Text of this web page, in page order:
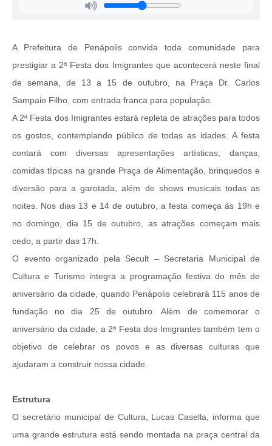
A Prefeitura de Penápolis convida toda comunidade para
prestigiar a 2ª Festa dos Imigrantes que acontecerá neste final
de semana, de 13 a 15 de outubro, na Praça Dr. Carlos
Sampaio Filho, com entrada franca para população.
A 2ª Festa dos Imigrantes estará repleta de atrações para todos
os gostos, contemplando público de todas as idades. A festa
contará com diversas apresentações artísticas, danças,
comidas típicas na grande Praça de Alimentação, brinquedos e
diversão para a garotada, além de shows musicais todas as
noites. Nos dias 13 e 14 de outubro, a festa começa às 19h e
no domingo, dia 15 de outubro, as atrações começam mais
cedo, a partir das 17h.
O evento organizado pela Secult – Secretaria Municipal de
Cultura e Turismo integra a programação festiva do mês de
aniversário da cidade, quando Penápolis celebrará 115 anos de
fundação no dia 25 de outubro. Além de comemorar o
aniversário da cidade, a 2ª Festa dos Imigrantes também tem o
objetivo de celebrar os povos e as diversas culturas que
ajudaram a construir nossa cidade.
Estrutura
O secretário municipal de Cultura, Lucas Casella, informa que
uma grande estrutura está sendo montada na praça central da